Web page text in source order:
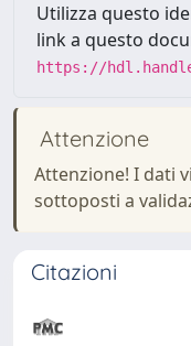
Utilizza questo
link a questo
https://
Attenzione
Attenzione! I dati
sottoposti a
Citazioni